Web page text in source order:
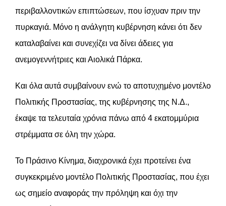
περιβαλλοντικών επιπτώσεων, που ίσχυαν πριν την
πυρκαγιά. Μόνο η ανάλγητη κυβέρνηση κάνει ότι δεν
καταλαβαίνει και συνεχίζει να δίνει άδειες για
ανεμογεννήτριες και Αιολικά Πάρκα.
Και όλα αυτά συμβαίνουν ενώ το αποτυχημένο μοντέλο
Πολιτικής Προστασίας, της κυβέρνησης της Ν.Δ.,
έκαψε τα τελευταία χρόνια πάνω από 4 εκατομμύρια
στρέμματα σε όλη την χώρα.
Το Πράσινο Κίνημα, διαχρονικά έχει προτείνει ένα
συγκεκριμένο μοντέλο Πολιτικής Προστασίας, που έχει
ως σημείο αναφοράς την πρόληψη και όχι την